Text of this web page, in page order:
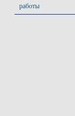
работы